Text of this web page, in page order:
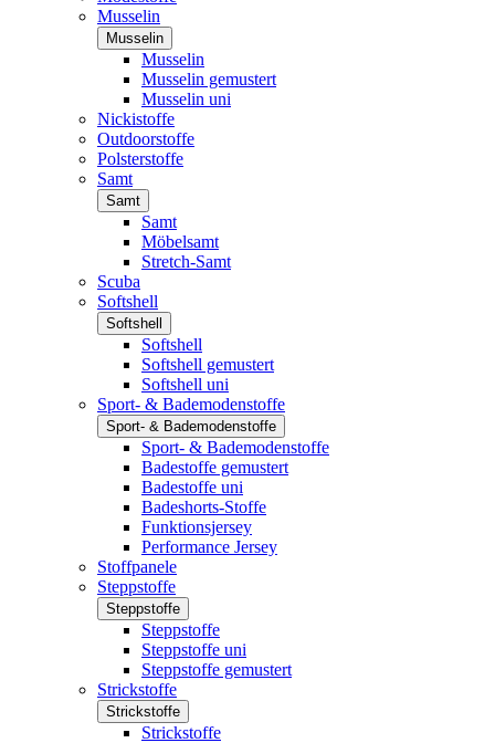
Musselin
Musselin
Musselin
Musselin gemustert
Musselin uni
Nickistoffe
Outdoorstoffe
Polsterstoffe
Samt
Samt
Samt
Möbelsamt
Stretch-Samt
Scuba
Softshell
Softshell
Softshell
Softshell gemustert
Softshell uni
Sport- & Bademodenstoffe
Sport- & Bademodenstoffe
Sport- & Bademodenstoffe
Badestoffe gemustert
Badestoffe uni
Badeshorts-Stoffe
Funktionsjersey
Performance Jersey
Stoffpanele
Steppstoffe
Steppstoffe
Steppstoffe
Steppstoffe uni
Steppstoffe gemustert
Strickstoffe
Strickstoffe
Strickstoffe